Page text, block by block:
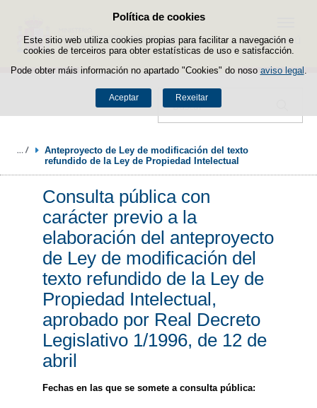
Política de cookies
Este sitio web utiliza cookies propias para facilitar a navegación e
cookies de terceiros para obter estatísticas de uso e satisfacción.
Pode obter máis información no apartado "Cookies" do noso aviso legal
Aceptar Rexeitar
Saltar ao contido
Buscador
Menú
Anteproyecto de Ley de modificación del texto
refundido de la Ley de Propiedad Intelectual
Consulta pública con
carácter previo a la
elaboración del anteproyecto
de Ley de modificación del
texto refundido de la Ley de
Propiedad Intelectual,
aprobado por Real Decreto
Legislativo 1/1996, de 12 de
abril
Fechas en las que se somete a consulta pública: